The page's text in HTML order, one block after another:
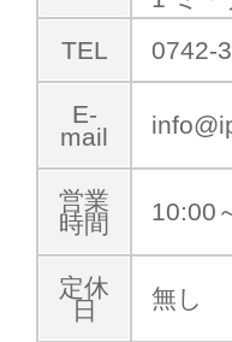
TEL
0742-
E-
mail
営業
時間
10:00
定休
日
無し